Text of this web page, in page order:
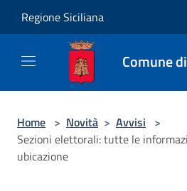
Regione Siciliana
Comune
Home > Novità > Avvisi >
Sezioni elettorali: tutte le
ubicazione